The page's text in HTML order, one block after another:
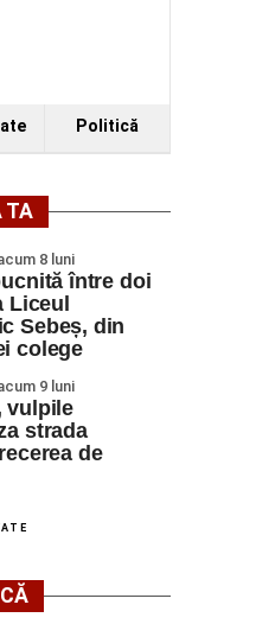
Politică
TA
8 luni
între doi
Liceul
Sebeș, din
colege
9 luni
vulpile
strada
de